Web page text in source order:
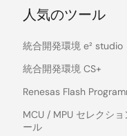
人気のツール
統合開発環境 e² studio
統合開発環境 CS+
Renesas Flash
MCU / MPU セレクショ
ール